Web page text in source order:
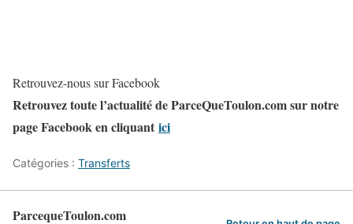
Retrouvez-nous sur Facebook
Retrouvez toute l’actualité de ParceQueToulon.com sur notre
page Facebook en cliquant ici
Catégories : Transferts
ParcequeToulon.com